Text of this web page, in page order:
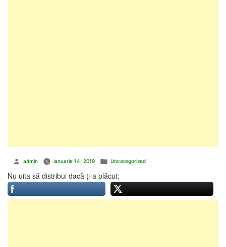
Publicat
admin ianuarie 14, 2019
Publicat
Uncategorized
Nu uita să distribui dacă ți-a plăcut: